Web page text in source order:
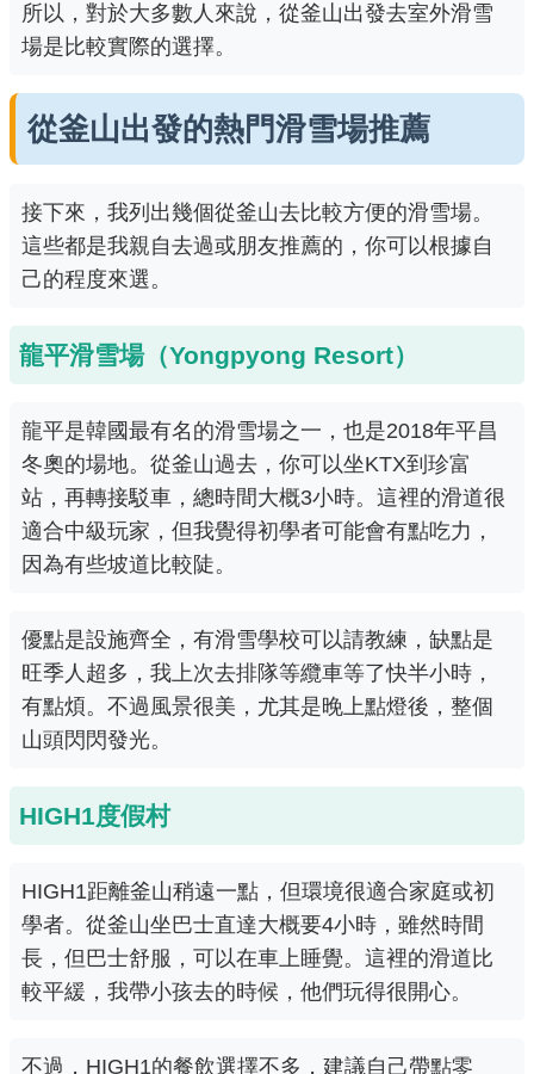
所以，對於大多數人來說，從釜山出發去室外滑雪
場是比較實際的選擇。
從釜山出發的熱門滑雪場推薦
接下來，我列出幾個從釜山去比較方便的滑雪場。
這些都是我親自去過或朋友推薦的，你可以根據自
己的程度來選。
龍平滑雪場（Yongpyong Resort）
龍平是韓國最有名的滑雪場之一，也是2018年平昌
冬奧的場地。從釜山過去，你可以坐KTX到珍富
站，再轉接駁車，總時間大概3小時。這裡的滑道很
適合中級玩家，但我覺得初學者可能會有點吃力，
因為有些坡道比較陡。
優點是設施齊全，有滑雪學校可以請教練，缺點是
旺季人超多，我上次去排隊等纜車等了快半小時，
有點煩。不過風景很美，尤其是晚上點燈後，整個
山頭閃閃發光。
HIGH1度假村
HIGH1距離釜山稍遠一點，但環境很適合家庭或初
學者。從釜山坐巴士直達大概要4小時，雖然時間
長，但巴士舒服，可以在車上睡覺。這裡的滑道比
較平緩，我帶小孩去的時候，他們玩得很開心。
不過，HIGH1的餐飲選擇不多，建議自己帶點零